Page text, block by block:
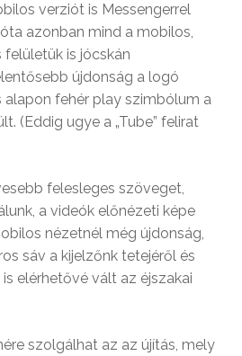
verziót is Messengerrel
azonban mind a mobilos,
is jócskán
újdonság a logó
alapon fehér play szimbólum a
(Eddig ugye a „Tube” felirat
felesleges szöveget,
a videók előnézeti képe
nézetnél még újdonság,
sáv a kijelzőnk tetejéről és
elérhetővé vált az éjszakai
szolgálhat az az újítás, mely